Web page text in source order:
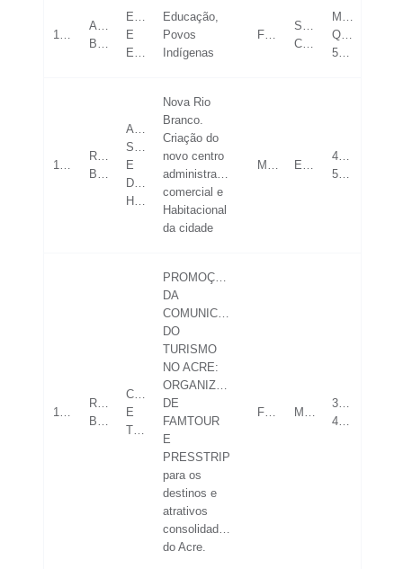
18/05/2023
Assis
Brasil
EDUCAÇÃO
E
ESPORTE
Educação,
Povos
Indígenas
FEMININO
SUPERIOR
COMPLETO
MAIOR
QUE
53
18/05/2023
Rio
Branco
ASSISTÊNCIA
SOCIAL
E
DIREITOS
HUMANOS
Nova Rio
Branco.
Criação do
novo centro
administrativo,
comercial e
Habitacional
da cidade
MASCULINO ESPECIALIZAÇÃO
43-
52
19/05/2023
Rio
Branco
CULTURA
E
TURISMO
PROMOÇÃO
DA
COMUNICAÇÃO
DO
TURISMO
NO ACRE:
ORGANIZAÇÃO
DE
FAMTOUR
E
PRESSTRIP
para os
destinos e
atrativos
consolidados
do Acre.
FEMININO MESTRADO
36-
42